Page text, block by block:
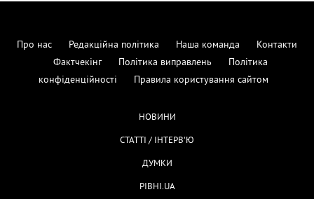
Про нас Редакційна політика Наша команда
Контакти
Фактчекінг
Політика виправлень
Політика
конфіденційності
Правила користування сайтом
НОВИНИ
СТАТТІ / ІНТЕРВ'Ю
ДУМКИ
РІВНІ.UA